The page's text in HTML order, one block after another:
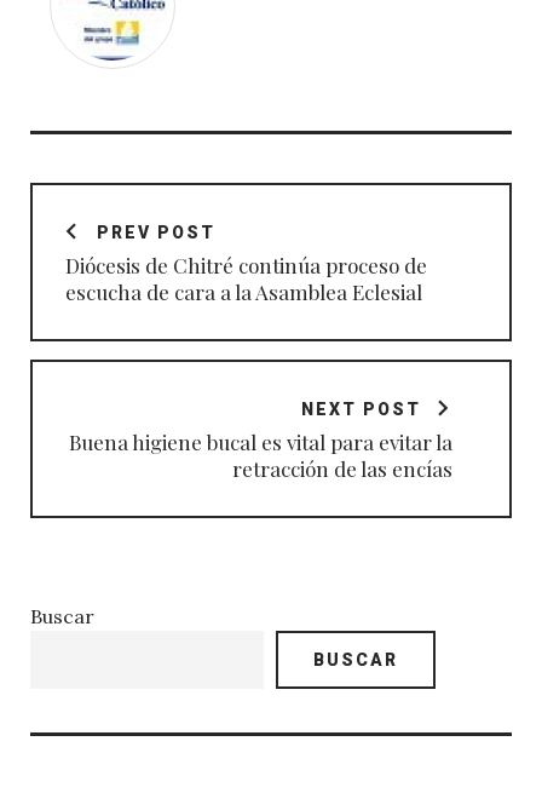
Navegación
entradasPREV POST
Diócesis de Chitré continúa proceso de
escucha de cara a la Asamblea Eclesial
NEXT POST
Buena higiene bucal es vital para evitar la
retracción de las encías
Buscar
BUSCAR